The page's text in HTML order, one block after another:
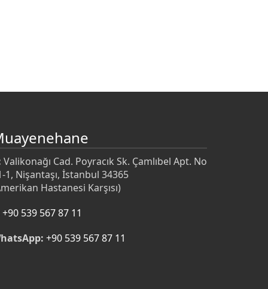
Valikonağı Cad. Poyracık Sk. Çamlıbel Apt. No
1, Nişantaşı, İstanbul 34365
Hastanesi Karşısı)
+90 539 567 87 11
+90 539 567 87 11